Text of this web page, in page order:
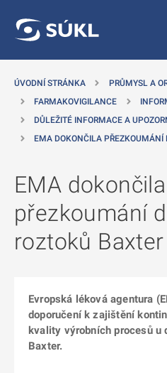
ÚVODNÍ STRÁNKA PRŮMYSL A
FARMAKOVIGILANCE
DŮLEŽITÉ INFORMACE A
EMA DOKONČILA PŘEZKOUMÁNÍ
EMA dokončila
přezkoumání
roztoků Baxter
Evropská léková agentura
doporučení k zajištění
kvality výrobních procesů u
Baxter.